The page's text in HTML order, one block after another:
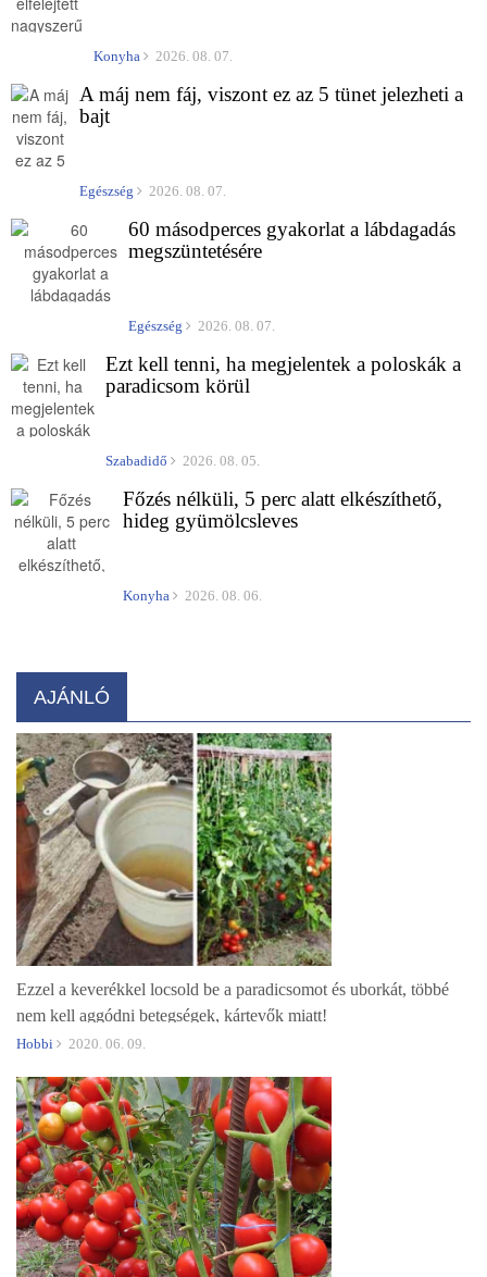
Konyha 2026. 08. 07.
A máj nem fáj, viszont ez az 5 tünet jelezheti a
bajt
Egészség 2026. 08. 07.
60 másodperces gyakorlat a lábdagadás
megszüntetésére
Egészség 2026. 08. 07.
Ezt kell tenni, ha megjelentek a poloskák a
paradicsom körül
Szabadidő 2026. 08. 05.
Főzés nélküli, 5 perc alatt elkészíthető,
hideg gyümölcsleves
Konyha 2026. 08. 06.
AJÁNLÓ
Ezzel a keverékkel locsold be a paradicsomot és uborkát, többé
nem kell aggódni betegségek, kártevők miatt!
Hobbi 2020. 06. 09.